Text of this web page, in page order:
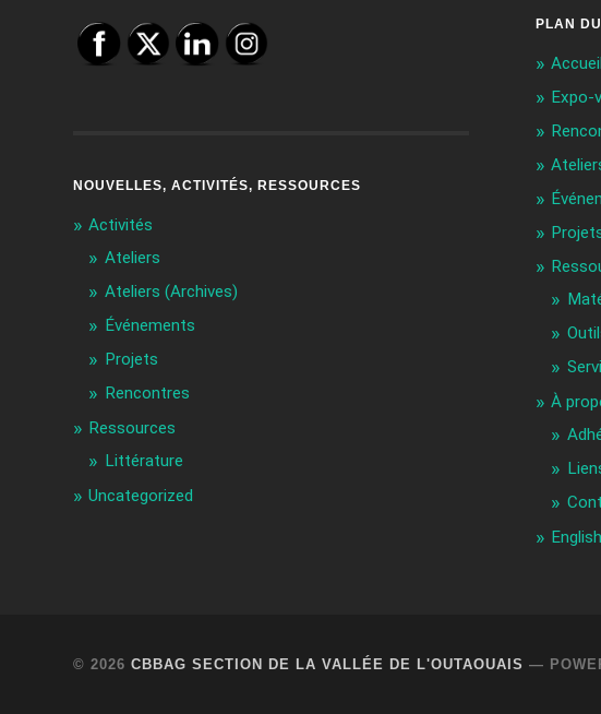
NOUVELLES, ACTIVITÉS, RESSOURCES
Activités
Ateliers
Ateliers (Archives)
Événements
Projets
Rencontres
Ressources
Littérature
Uncategorized
PLAN
Accueil
Expo-
À
English
© 2026CBBAG SECTION DE LA VALLÉE DE L'OUTAOUAIS —